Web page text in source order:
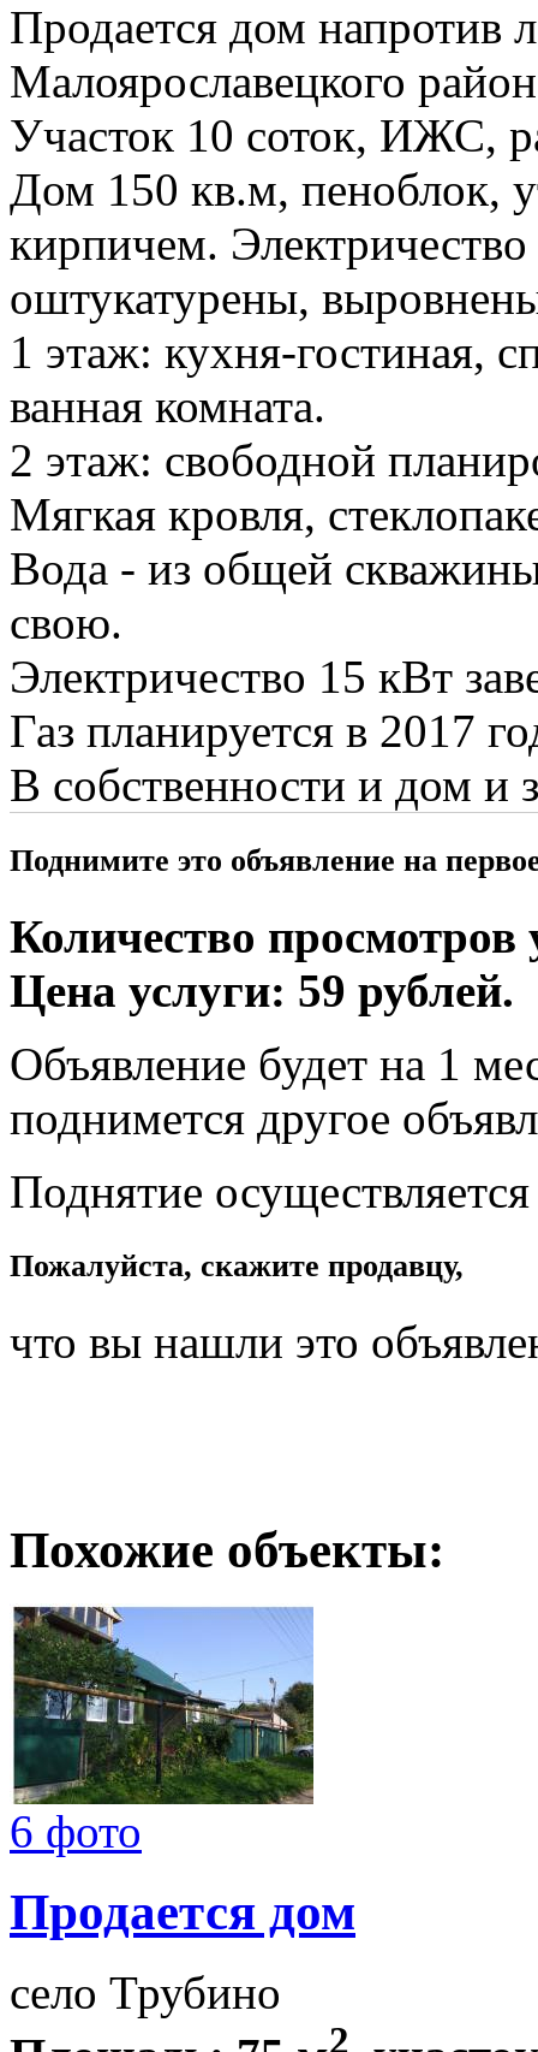
Продается дом напротив
Малоярославецкого
Участок 10 соток, ИЖС,
Дом 150 кв.м, пеноблок,
кирпичем.
оштукатурены,
1 этаж: кухня-гостиная,
ванная комната.
2 этаж: свободной
Мягкая кровля,
Вода - из общей
свою.
Электричество 15 кВт
Газ планируется в 2017
В собственности и дом и
Поднимите это объявление на
Количество просмотров
Цена услуги: 59 рублей.
Объявление будет на 1
поднимется другое
Поднятие
Пожалуйста, скажите продавцу,
что вы нашли это
Похожие объекты:
6 фото
Продается дом
село Трубино
2